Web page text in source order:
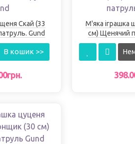
Скай (33
Gund
В кошик >>
М'яка іграшка
см) Щенячий